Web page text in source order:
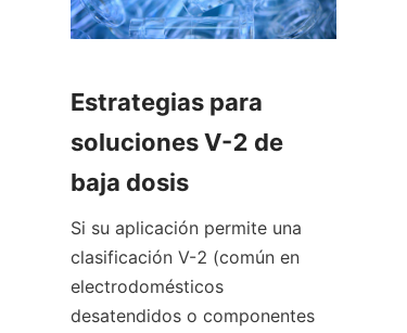
Estrategias para
soluciones V-2 de
baja dosis
Si su aplicación permite una
clasificación V-2 (común en
electrodomésticos
desatendidos o componentes